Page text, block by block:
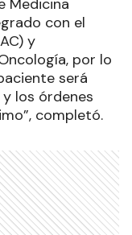
Medicina
con el
y
por lo
será
los órdenes
completó.